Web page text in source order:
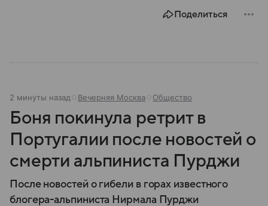
Поделиться
2 минуты назад Вечерняя Москва Общество
Боня покинула ретрит в
Португалии после новостей о
смерти альпиниста Пурджи
После новостей о гибели в горах известного
блогера-альпиниста Нирмала Пурджи